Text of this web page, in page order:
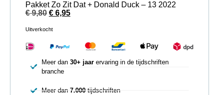
Pakket Zo Zit Dat + Donald Duck – 13 2022
€9,80 € 6,95
Uitverkocht
Meer dan 30+ jaarervaring in de tijdschriften
branche
Meer dan 7.000tijdschriften